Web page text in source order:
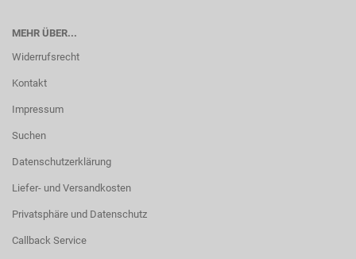
MEHR ÜBER...
Widerrufsrecht
Kontakt
Impressum
Suchen
Datenschutzerklärung
Liefer- und Versandkosten
Privatsphäre und Datenschutz
Callback Service